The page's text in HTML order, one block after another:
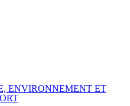
ENVIRONNEMENT ET